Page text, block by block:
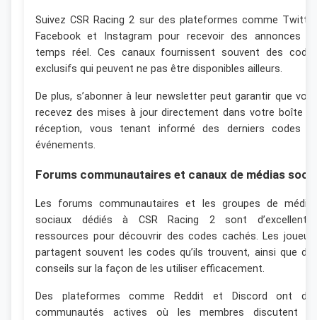
Suivez CSR Racing 2 sur des plateformes comme
Facebook et Instagram pour recevoir des annonces
temps réel. Ces canaux fournissent souvent des
exclusifs qui peuvent ne pas être disponibles ailleurs.
De plus, s’abonner à leur newsletter peut garantir que
recevez des mises à jour directement dans votre boîte
réception, vous tenant informé des derniers codes
événements.
Forums communautaires et canaux de médias
Les forums communautaires et les groupes de
sociaux dédiés à CSR Racing 2 sont
ressources pour découvrir des codes cachés. Les
partagent souvent les codes qu’ils trouvent, ainsi que
conseils sur la façon de les utiliser efficacement.
Des plateformes comme Reddit et Discord ont
communautés actives où les membres discutent